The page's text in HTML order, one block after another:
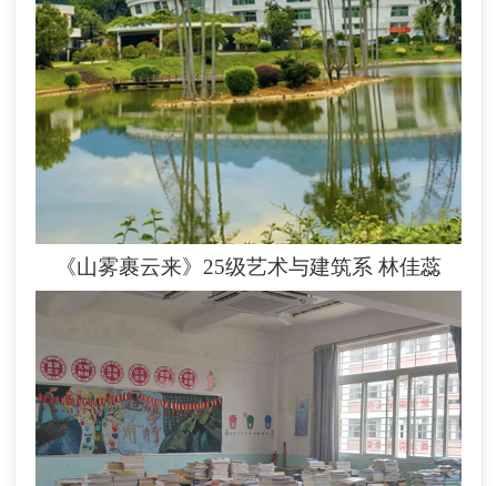
《山雾裹云来》25级艺术与建筑系 林佳蕊